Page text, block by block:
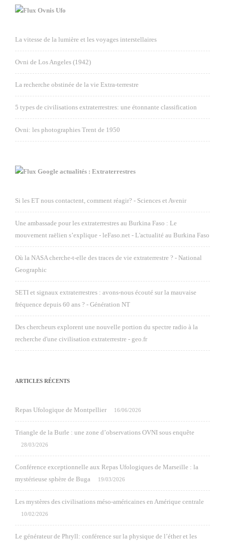
Ovnis Ufo
La vitesse de la lumière et les voyages interstellaires
Ovni de Los Angeles (1942)
La recherche obstinée de la vie Extra-terrestre
5 types de civilisations extraterrestres: une étonnante classification
Ovni: les photographies Trent de 1950
Google actualités : Extraterrestres
Si les ET nous contactent, comment réagir? - Sciences et Avenir
Une ambassade pour les extraterrestres au Burkina Faso : Le
mouvement raëlien s’explique - leFaso.net - L'actualité au Burkina Faso
Où la NASA cherche-t-elle des traces de vie extraterrestre ? - National
Geographic
SETI et signaux extraterrestres : avons-nous écouté sur la mauvaise
fréquence depuis 60 ans ? - Génération NT
Des chercheurs explorent une nouvelle portion du spectre radio à la
recherche d'une civilisation extraterrestre - geo.fr
ARTICLES RÉCENTS
Repas Ufologique de Montpellier 16/06/2026
Triangle de la Burle : une zone d’observations OVNI sous enquête
28/03/2026
Conférence exceptionnelle aux Repas Ufologiques de Marseille : la
mystérieuse sphère de Buga
19/03/2026
Les mystères des civilisations méso-américaines en Amérique centrale
10/02/2026
Le générateur de Phryll: conférence sur la physique de l’éther et les